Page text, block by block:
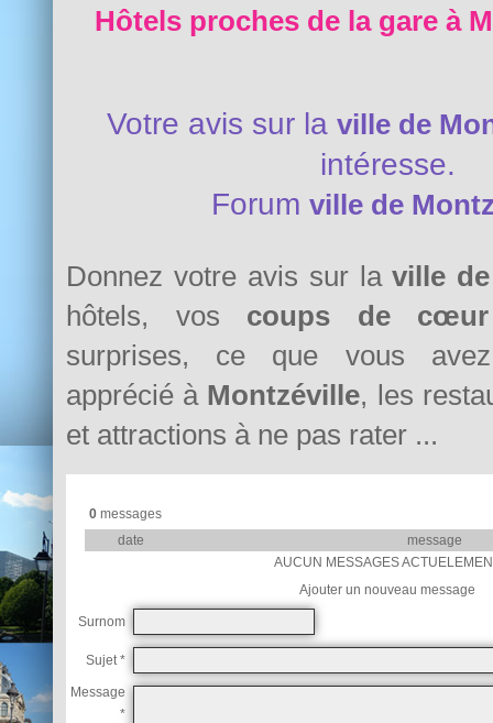
Hôtels proches de la gare à
Votre avis sur la ville de
intéresse.
Forum ville de
Donnez votre avis sur laville
hôtels, vos coups de cœur
surprises, ce que vous avez
apprécié à Montzéville, les
et attractions à ne pas rater ...
0messages
date
message
AUCUN MESSAGES
Ajouter un nouveau message
Surnom
Sujet *
Message
*